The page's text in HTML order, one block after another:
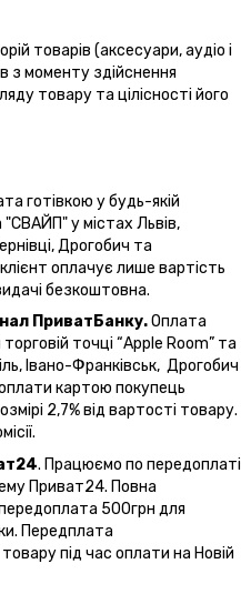
товарів (аксесуари, аудіо і
з моменту здійснення
товару та цілісності його
готівкою у будь-якій
"СВАЙП" у містах Львів,
Дрогобич та
оплачує лише вартість
безкоштовна.
ПриватБанку.Оплата
точці “Apple Room” та
Івано-Франківськ, Дрогобич
картою покупець
2,7% від вартості товару.
. Працюємо по передоплаті
Приват24. Повна
500грн для
Передплата
під час оплати на Новій